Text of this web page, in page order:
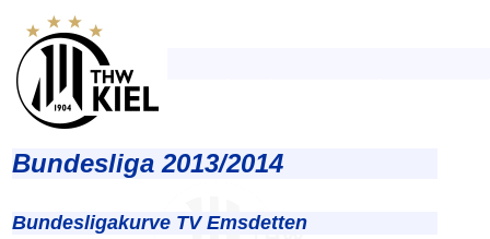
Bundesliga 2013/2014
Bundesligakurve TV Emsdetten